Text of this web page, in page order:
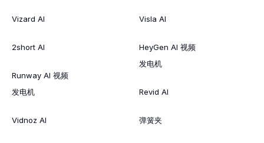
Vizard AI
2short AI
Runway AI 视频
发电机
Vidnoz AI
Visla AI
HeyGen AI 视频
发电机
Revid AI
弹簧夹